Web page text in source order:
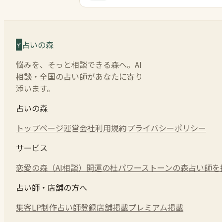
占いの森
悩みを、そっと相談できる森へ。AI
相談・全国の占い師があなたに寄り
添います。
占いの森
トップページ運営会社利用規約プライバシーポリシー
サービス
恋愛の森（AI相談） 開運の杜パワーストーンの森占い師
占い師・店舗の方へ
集客LP制作占い師登録店舗掲載プレミアム掲載